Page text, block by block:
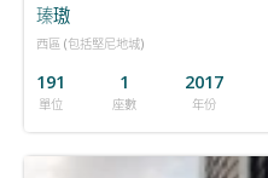
瑧璈
西區 (包括堅尼地城)
191
單位
1
座數
2017
年份